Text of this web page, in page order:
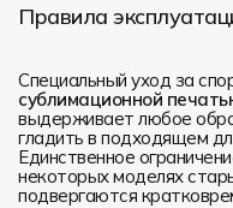
Правила
Специальный уход за
сублимационной
выдерживает любое
гладить в подходящем
Единственное
некоторых моделях
подвергаются